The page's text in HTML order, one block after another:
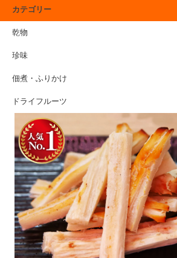
カテゴリー
乾物
珍味
佃煮・ふりかけ
ドライフルーツ